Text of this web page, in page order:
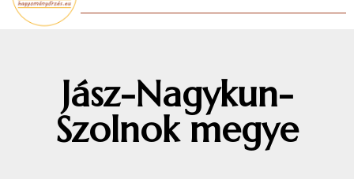
Jász-Nagykun-
Szolnok megye